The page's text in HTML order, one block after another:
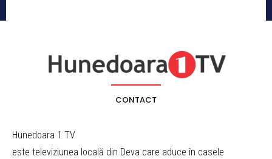
CONTACT
Hunedoara 1 TV
este televiziunea locală din Deva care aduce în casele